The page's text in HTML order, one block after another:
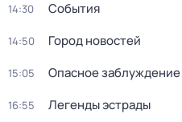
14:30 События
14:50 Город новостей
15:05 Опасное заблуждение
16:55 Легенды эстрады